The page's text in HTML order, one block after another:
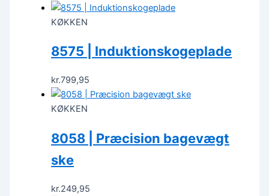
KØKKEN
8575 | Induktionskogeplade
kr.799,95
KØKKEN
8058 | Præcision bagevægt
ske
kr.249,95